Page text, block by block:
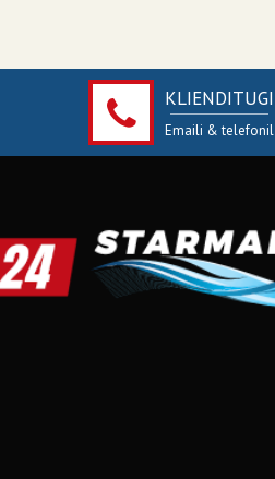
KLIENDITUGI
Emaili & telefonil